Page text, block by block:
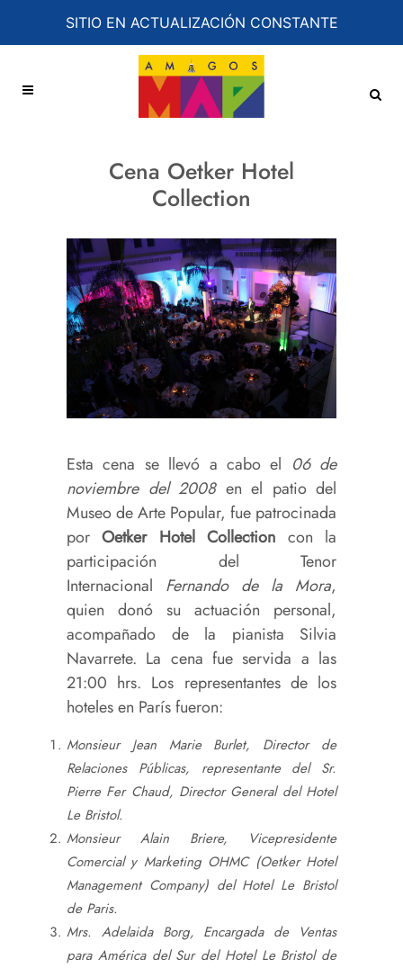
SITIO EN ACTUALIZACIÓN CONSTANTE
Cena Oetker Hotel
Collection
Esta cena se llevó a cabo el 06 de
noviembre del 2008en el patio del
Museo de Arte Popular, fue patrocinada
porOetker Hotel Collection con la
participación del Tenor
Internacional Fernando de la Mora,
quien donó su actuación personal,
acompañado de la pianista Silvia
Navarrete. La cena fue servida a las
21:00 hrs. Los representantes de los
hoteles en París fueron:
Monsieur Jean Marie Burlet, Director de
Relaciones Públicas, representante del Sr.
Pierre Fer Chaud, Director General del Hotel
Le Bristol.
Monsieur Alain Briere, Vicepresidente
Comercial y Marketing OHMC (Oetker Hotel
Management Company) del Hotel Le Bristol
de Paris.
Mrs. Adelaida Borg, Encargada de Ventas
para América del Sur del Hotel Le Bristol de